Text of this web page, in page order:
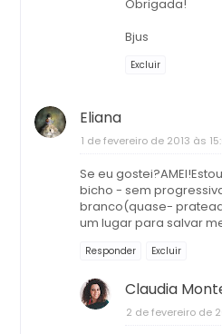
Obrigada!
Bjus
Excluir
Eliana
1 de fevereiro de 2013 às
Se eu
bicho - sem
branco(quase-
um lugar para salvar
Responder Excluir
Claudia
2 de fevereiro de